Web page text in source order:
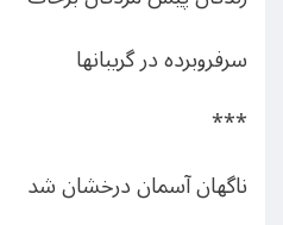
سرفروبرده در گریبانها
***
ناگهان آسمان درخشان شد